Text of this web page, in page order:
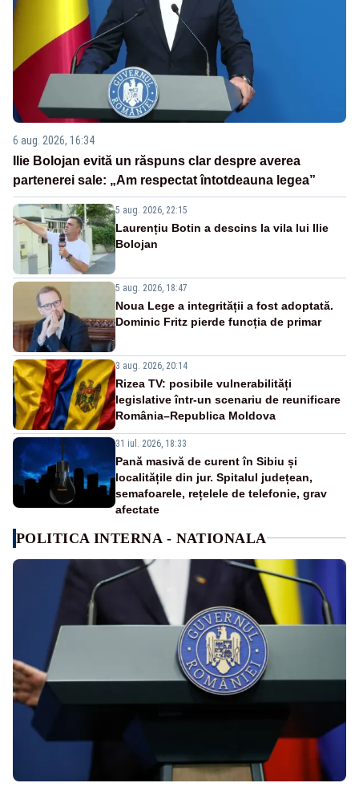
6 aug. 2026, 16:34
Ilie Bolojan evită un răspuns clar despre averea
partenerei sale: „Am respectat întotdeauna legea”
5 aug. 2026, 22:15
Laurențiu Botin a descins la vila lui Ilie
Bolojan
5 aug. 2026, 18:47
Noua Lege a integrității a fost adoptată.
Dominic Fritz pierde funcția de primar
3 aug. 2026, 20:14
Rizea TV: posibile vulnerabilități
legislative într-un scenariu de reunificare
România–Republica Moldova
31 iul. 2026, 18:33
Pană masivă de curent în Sibiu și
localitățile din jur. Spitalul județean,
semafoarele, rețelele de telefonie, grav
afectate
POLITICA INTERNA - NATIONALA